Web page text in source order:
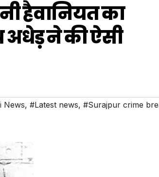
हैवानियत का
अधेड़ ने की ऐसी
News, #Latest news, #Surajpur crime